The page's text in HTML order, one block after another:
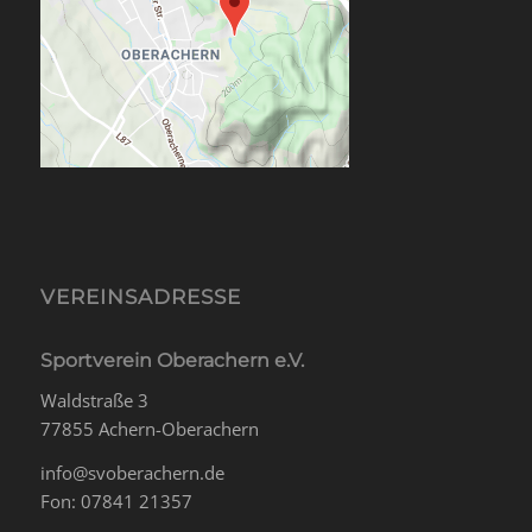
VEREINSADRESSE
Sportverein Oberachern e.V.
Waldstraße 3
77855 Achern-Oberachern
info@svoberachern.de
Fon: 07841 21357